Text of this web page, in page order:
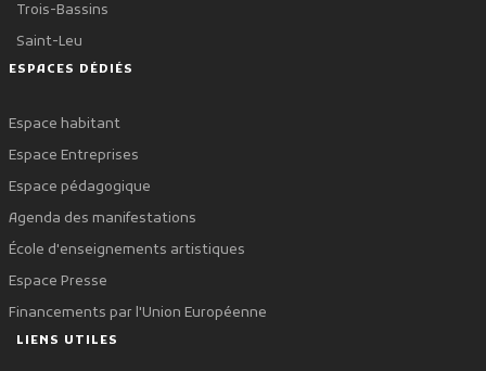
Trois-Bassins
Saint-Leu
ESPACES DÉDIÉS
Espace habitant
Espace Entreprises
Espace pédagogique
Agenda des manifestations
École d'enseignements artistiques
Espace Presse
Financements par l'Union Européenne
LIENS UTILES